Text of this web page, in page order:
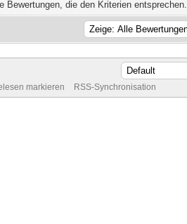
Bewertungen, die den Kriterien entsprechen.
markieren RSS-Synchronisation